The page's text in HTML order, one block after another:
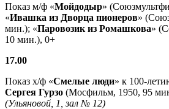
Показ м/ф «Мойдодыр»
«Ивашка из Дворца пионеров»
мин.); «Паровозик из Ромашкова»
10 мин.), 0+
17.00
Показ х/ф «Смелые люди» к 100-
Сергея Гурзо (Мосфильм, 1950, 95
(Ульяновой, 1, зал № 12)